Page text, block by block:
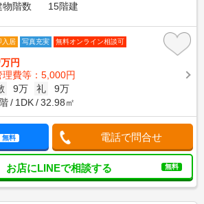
物階数
15階建
入居 写真充実 無料オンライン相談可
万円
理費等：5,000円
9万 礼
9万
1DK 32.98㎡
無料 電話で問合せ
お店にLINEで相談する 無料